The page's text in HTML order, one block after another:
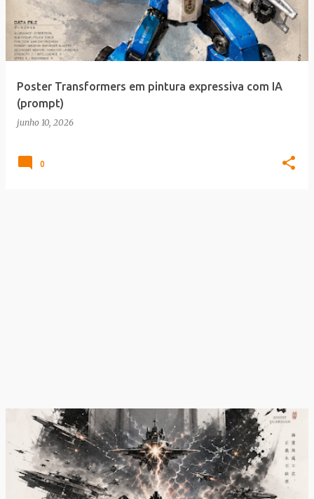
Poster Transformers em pintura expressiva com IA
(prompt)
junho 10, 2026
0